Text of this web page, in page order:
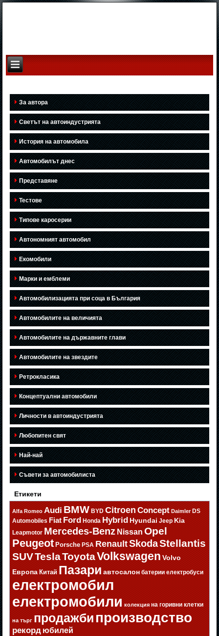
За автора
Светът на автоиндустрията
История на автомобила
Автомобилът днес
Представяне
Тестове
Типове каросерии
Автономният автомобил
Екомобили
Марки и емблеми
Автомобилизацията при соца в България
Автомобилите на величията
Автомобилите на държавните глави
Автомобилите на звездите
Ретрокласика
Концептуални автомобили
Личности в автоиндустрията
Любопитен свят
Най-най
Съвети за автомобилиста
Етикети
Alfa Romeo Audi BMW BYD Citroen Concept Daimler DS
Automobiles Fiat Ford Honda Hybrid Hyundai Jeep Kia
Leapmotor Mercedes-Benz Nissan Opel
Peugeot Porsche PSA RenaultSkodaStellantis
SUVTeslaToyotaVolkswagen Volvo
Европа Китай Пазари автосалон батерии електробуси
електромобил
електромобили колекция на горивни клетки
на търг продажбипроизводство
рекорд юбилей